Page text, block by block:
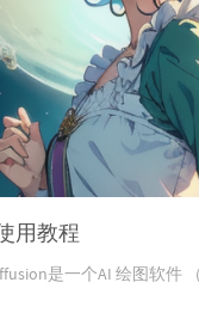
用教程
是一个AI 绘图软